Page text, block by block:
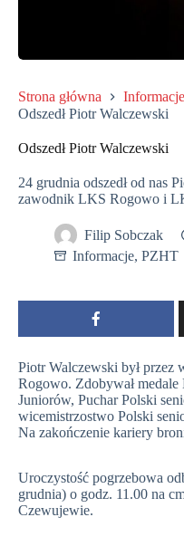
Strona główna
Informacje
Odszedł Piotr Walczewski
Odszedł Piotr Walczewski
24 grudnia odszedł od nas
zawodnik LKS Rogowo i
Filip Sobczak
Informacje, PZHT
Piotr Walczewski był przez
Rogowo. Zdobywał
Juniorów, Puchar Polski
wicemistrzostwo Polski
Na zakończenie kariery
Uroczystość pogrzebowa
grudnia) o godz. 11.00 na
Czewujewie.